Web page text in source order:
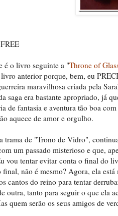
é o livro seguinte a "Throne of
anterior porque, bem, eu
maravilhosa criada pela
saga era bastante apropriado, já
de fantasia e aventura tão boa
aquece de amor e orgulho.
trama de "Trono de Vidro",
um passado misterioso e que,
vou tentar evitar conta o final do
não é mesmo? Agora, ela
cantos do reino para tentar
outra, tanto para seguir o que ela
quem serão os seus amigos de